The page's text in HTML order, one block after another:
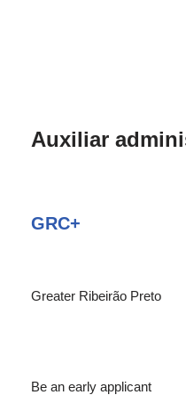
Auxiliar
GRC+
Greater Ribeirão Preto
Be an early applicant